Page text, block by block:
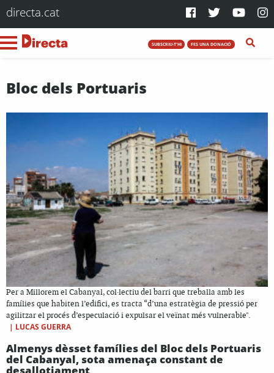
directa.cat
SUBSCRIU-T'HI FES UNA DONACIÓ
Bloc dels Portuaris
Per a Millorem el Cabanyal, col·lectiu del barri que treballa amb les
famílies que habiten l’edifici, es tracta “d’una estratègia de pressió per
agilitzar el procés d’especulació i expulsar el veïnat més vulnerable".
| LUCAS GUERRA
Almenys dèsset famílies del Bloc dels Portuaris
del Cabanyal, sota amenaça constant de